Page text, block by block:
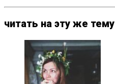
читать на эту же тему